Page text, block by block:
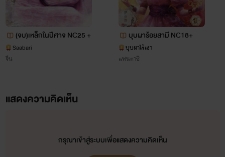
(จบ)เหล็กในปีศาจ NC25 +
Saabari
จีน
บุบผาร้อยสามี NC18+
บุบผาไร้เงา
แฟนตาซี
แสดงความคิดเห็น
กรุณาเข้าสู่ระบบเพื่อแสดงความคิดเห็น